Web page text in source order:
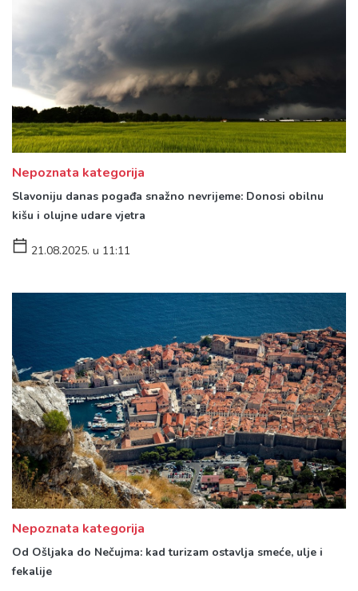
Nepoznata kategorija
Slavoniju danas pogađa snažno nevrijeme: Donosi obilnu
kišu i olujne udare vjetra
21.08.2025. u 11:11
Nepoznata kategorija
Od Ošljaka do Nečujma: kad turizam ostavlja smeće, ulje i
fekalije